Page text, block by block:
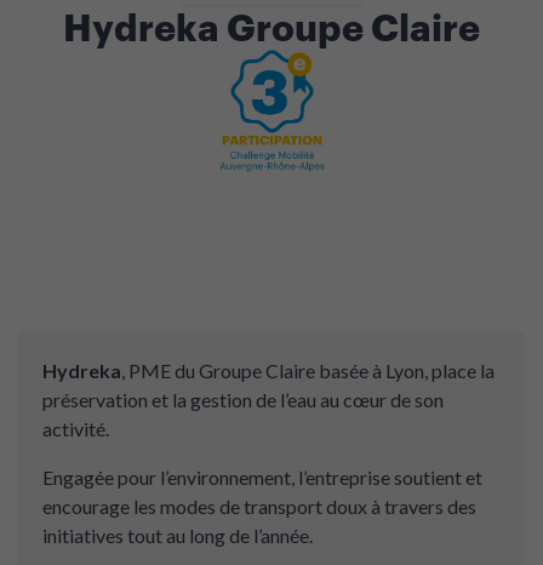
Hydreka Groupe Claire
Hydreka, PME du Groupe Claire basée à Lyon, place la
préservation et la gestion de l’eau au cœur de son
activité.
Engagée pour l’environnement, l’entreprise soutient et
encourage les modes de transport doux à travers des
initiatives tout au long de l’année.